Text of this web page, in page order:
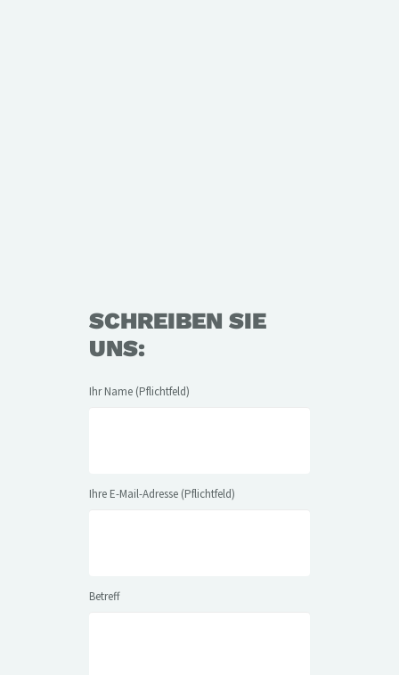
SCHREIBEN SIE
UNS:
Ihr Name (Pflichtfeld)
Ihre E-Mail-Adresse (Pflichtfeld)
Betreff